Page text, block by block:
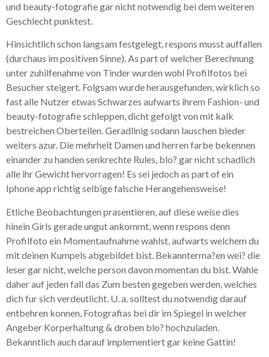
und beauty-fotografie gar nicht notwendig bei dem weiteren
Geschlecht punktest.
Hinsichtlich schon langsam festgelegt, respons musst auffallen
(durchaus im positiven Sinne). As part of welcher Berechnung
unter zuhilfenahme von Tinder wurden wohl Profilfotos bei
Besucher steigert. Folgsam wurde herausgefunden, wirklich so
fast alle Nutzer etwas Schwarzes aufwarts ihrem Fashion- und
beauty-fotografie schleppen, dicht gefolgt von mit kalk
bestreichen Oberteilen. Geradlinig sodann lauschen bieder
weiters azur. Die mehrheit Damen und herren farbe bekennen
einander zu handen senkrechte Rules, blo? gar nicht schadlich
alle ihr Gewicht hervorragen! Es sei jedoch as part of ein
Iphone app richtig selbige falsche Herangehensweise!
Etliche Beobachtungen prasentieren, auf diese weise dies
hinein Girls gerade ungut ankommt, wenn respons denn
Profilfoto ein Momentaufnahme wahlst, aufwarts welchem du
mit deinen Kumpels abgebildet bist. Bekannterma?en wei? die
leser gar nicht, welche person davon momentan du bist. Wahle
daher auf jeden fall das Zum besten gegeben werden, welches
dich fur sich verdeutlicht. U. a. solltest du notwendig darauf
entbehren konnen, Fotografi­as bei dir im Spiegel in welcher
Angeber Korperhaltung & droben blo? hochzuladen.
Bekanntlich auch darauf implementiert gar keine Gattin!